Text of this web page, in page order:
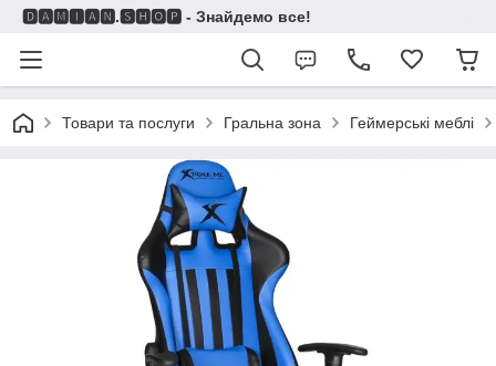
🅳🅰🅼🅸🅰🅽.🆂🅷🅾🅿 - Знайдемо все!
Товари та послуги Гральна зона Геймерські меблі